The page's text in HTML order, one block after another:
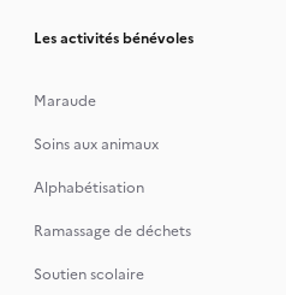
Les activités bénévoles
Maraude
Soins aux animaux
Alphabétisation
Ramassage de déchets
Soutien scolaire